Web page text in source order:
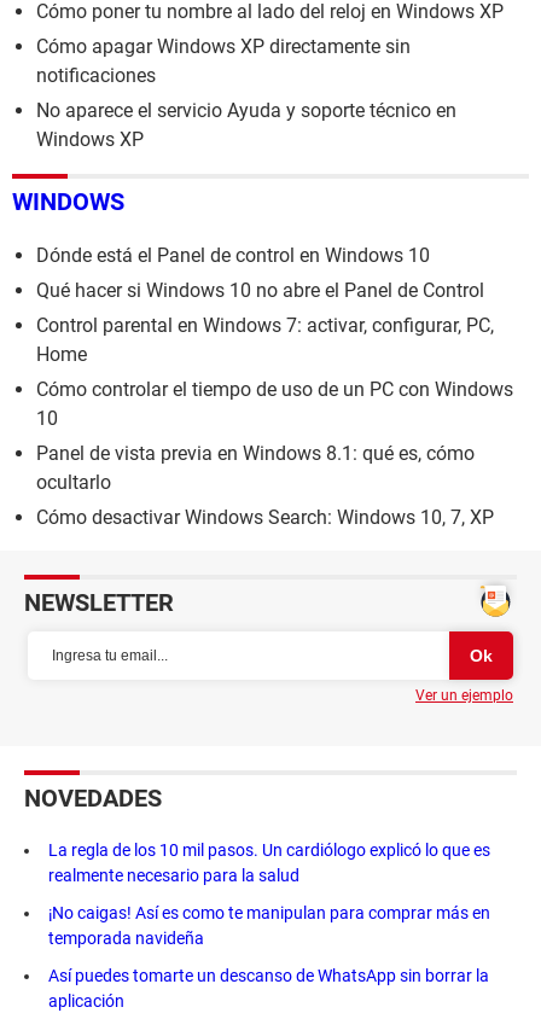
Cómo poner tu nombre al lado del reloj en Windows XP
Cómo apagar Windows XP directamente sin
notificaciones
No aparece el servicio Ayuda y soporte técnico en
Windows XP
WINDOWS
Dónde está el Panel de control en Windows 10
Qué hacer si Windows 10 no abre el Panel de Control
Control parental en Windows 7: activar, configurar, PC,
Home
Cómo controlar el tiempo de uso de un PC con Windows
10
Panel de vista previa en Windows 8.1: qué es, cómo
ocultarlo
Cómo desactivar Windows Search: Windows 10, 7, XP
NEWSLETTER
Ver un ejemplo
NOVEDADES
La regla de los 10 mil pasos. Un cardiólogo explicó lo que es
realmente necesario para la salud
¡No caigas! Así es como te manipulan para comprar más en
temporada navideña
Así puedes tomarte un descanso de WhatsApp sin borrar la
aplicación